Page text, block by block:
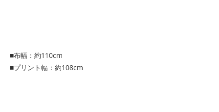
■布幅：約110cm
■プリント幅：約108cm